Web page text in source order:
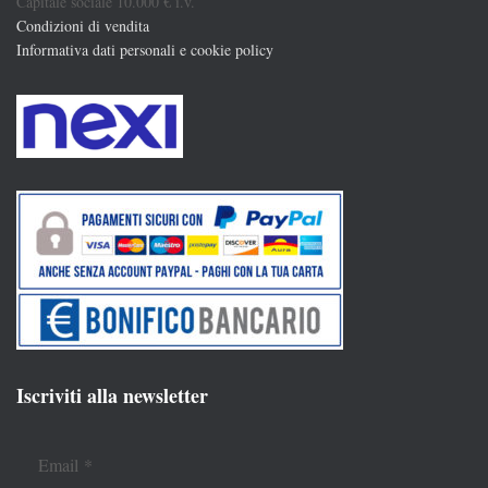
Condizioni di vendita
Informativa dati personali e cookie policy
Iscriviti alla newsletter
Email *